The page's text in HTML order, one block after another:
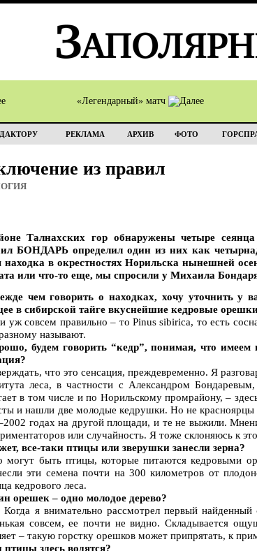
«Легендарный» матч
РЕКЛАМА АРХИВ ФОТО
из правил
Талнахских гор обнаружены четыре
БОНДАРЬ определил один из них как
находка в окрестностях Норильска нынешней
или что-то еще, мы спросили у Михаила
чем говорить о находках, хочу уточнить у
в сибирской тайге вкуснейшие кедровые
уж совсем правильно – то Pinus sibirica, то есть
называют.
будем говорить “кедр”, понимая, что
что это сенсация, преждевременно. Я
леса, в частности с Александром
в том числе и по Норильскому промрайону, –
и нашли две молодые кедрушки. Но не
годах на другой площади, и те не выжили.
или случайность. Я тоже склоняюсь к
все-таки птицы или зверушки занесли зерна?
могут быть птицы, которые питаются кедровыми
эти семена почти на 300 километров от
кедрового леса.
орешек – одно молодое дерево?
я внимательно рассмотрел первый
совсем, ее почти не видно. Складывается
– такую горстку орешков может припрятать, к
птицы здесь водятся?